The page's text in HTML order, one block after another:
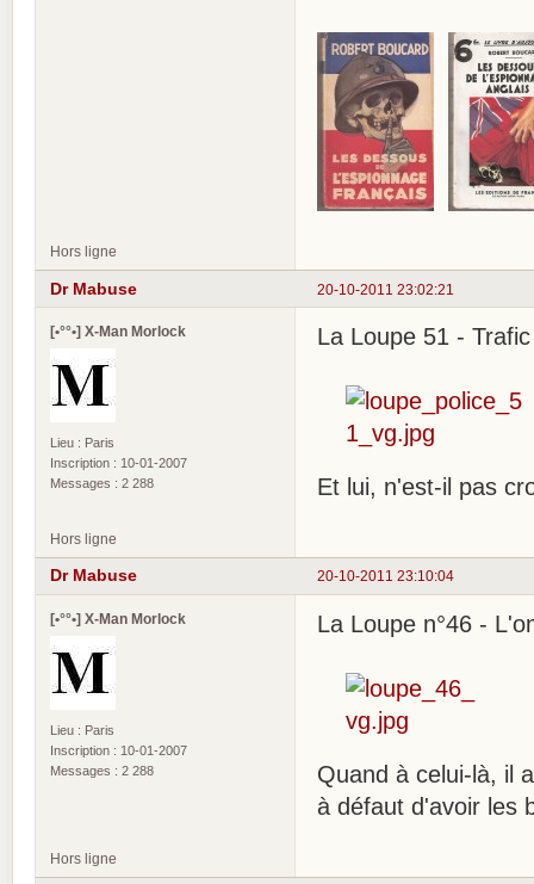
Hors ligne
20-10-2011 23:02:21
Dr Mabuse
[•°°•] X-Man Morlock
Lieu : Paris
Inscription : 10-01-2007
Messages : 2 288
La Loupe 51 -
Et lui, n'est-il pas
Hors ligne
20-10-2011 23:10:04
Dr Mabuse
[•°°•] X-Man Morlock
Lieu : Paris
Inscription : 10-01-2007
Messages : 2 288
La Loupe n°46 -
Quand à celui-là, il
à défaut d'avoir les
Hors ligne